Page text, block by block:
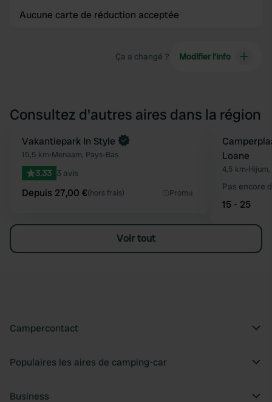
Aucune carte de réduction acceptée
Ça a changé ? Modifier l’info
Consultez d'autres aires dans la région
Préféré
Reserve maintenant
Vakantiepark In Style
15,5 km•Menaam, Pays-Bas
3.33 3 avis
Depuis 27,00 €(hors frais) Promu
Loane
4,5 km•
Pas encore
15 - 25
Voir tout
Campercontact
Populaires les aires de camping-car
Business